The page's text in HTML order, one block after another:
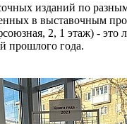
изданий по
в выставочным
2, 1 этаж) - это
прошлого года.